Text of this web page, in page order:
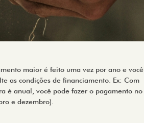
maior é feito uma vez por ano e você
as condições de financiamento. Ex: Com
é anual, você pode fazer o pagamento no
e dezembro).